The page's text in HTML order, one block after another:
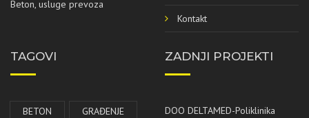
Beton, usluge prevoza
Kontakt
TAGOVI
BETON GRAĐENJE
ZADNJI PROJEKTI
DOO DELTAMED-Poliklinika